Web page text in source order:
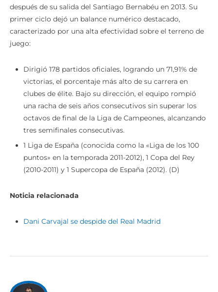
después de su salida del Santiago Bernabéu en 2013. Su
primer ciclo dejó un balance numérico destacado,
caracterizado por una alta efectividad sobre el terreno de
juego:
Dirigió 178 partidos oficiales, logrando un 71,91% de
victorias, el porcentaje más alto de su carrera en
clubes de élite. Bajo su dirección, el equipo rompió
una racha de seis años consecutivos sin superar los
octavos de final de la Liga de Campeones, alcanzando
tres semifinales consecutivas.
1 Liga de España (conocida como la «Liga de los 100
puntos» en la temporada 2011-2012), 1 Copa del Rey
(2010-2011) y 1 Supercopa de España (2012). (D)
Noticia relacionada
Dani Carvajal se despide del Real Madrid